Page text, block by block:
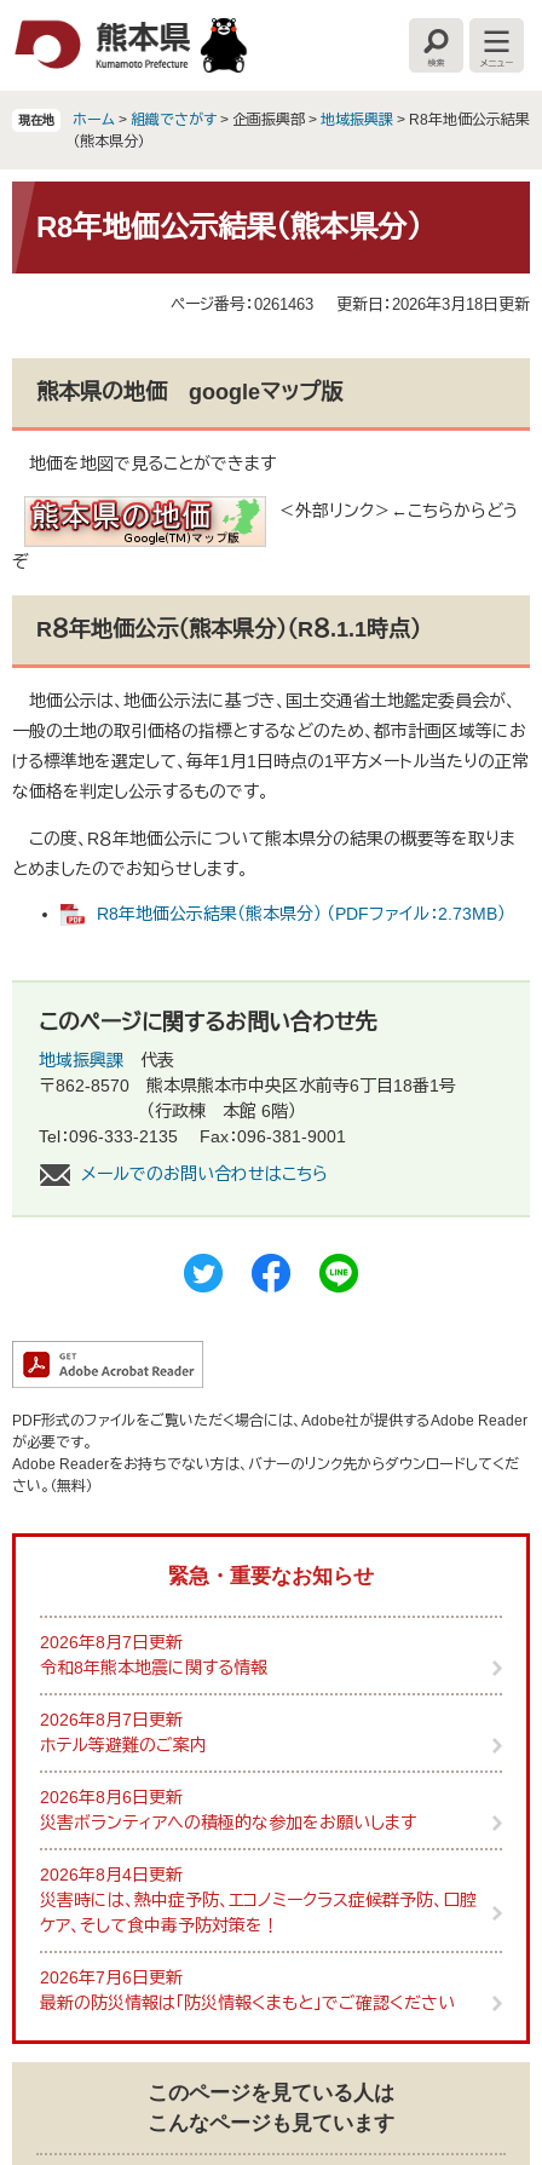
文
検
索
メ
ニ
ー
現在地 ホーム > 組織でさがす > 企画振興部 > 地域振興課 > R8年地価公示結果
（熊本県分）
文 R8年地価公示結果（熊本県分）
ページ番号：0261463 更新日：2026年3月18日更新
熊本県の地価 googleマップ版
地価を地図で見ることができます
＜外部リンク＞ ←こちらからどう
ぞ
R８年地価公示（熊本県分）（R８.1.1時点）
地価公示は、地価公示法に基づき、国土交通省土地鑑定委員会が、
一般の土地の取引価格の指標とするなどのため、都市計画区域等にお
ける標準地を選定して、毎年1月1日時点の1平方メートル当たりの正常
な価格を判定し公示するものです。
この度、R８年地価公示について熊本県分の結果の概要等を取りま
とめましたのでお知らせします。
R8年地価公示結果（熊本県分） （PDFファイル：2.73MB）
このページに関するお問い合わせ先
地域振興課
代表
〒862-8570
熊本県熊本市中央区水前寺6丁目18番1号
（行政棟 本館 6階）
Tel：096-333-2135
Fax：096-381-9001
メールでのお問い合わせはこちら
PDF形式のファイルをご覧いただく場合には、Adobe社が提供するAdobe Reader
が必要です。
Adobe Readerをお持ちでない方は、バナーのリンク先からダウンロードしてくだ
さい。（無料）
緊急・重要なお知らせ
2026年8月7日更新
令和8年熊本地震に関する情報
2026年8月7日更新
ホテル等避難のご案内
2026年8月6日更新
災害ボランティアへの積極的な参加をお願いします
2026年8月4日更新
災害時には、熱中症予防、エコノミークラス症候群予防、口腔
ケア、そして食中毒予防対策を！
2026年7月6日更新
最新の防災情報は「防災情報くまもと」でご確認ください
このページを見ている人は
こんなページも見ています